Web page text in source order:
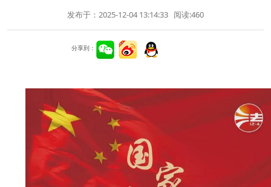
发布于：2025-12-04 13:14:33 阅读:460
分享到：